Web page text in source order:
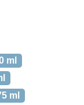
ml
ml